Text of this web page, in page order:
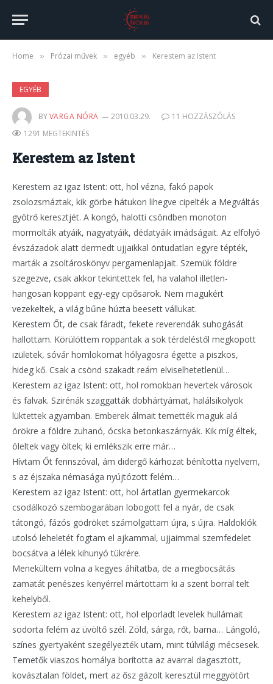
Home » Prózai művek » egyéb » Kerestem az Istent
EGYÉB
Kerestem az Istent
BYVARGA NÓRA 2010.03.29.
11 HOZZÁSZÓLÁS
1291 MEGTEKINTÉS
Kerestem az igaz Istent: ott, hol vézna, fakó papok
zsolozsmáztak, kik görbe hátukon lihegve cipelték a Megváltás
gyötrő keresztjét. A kongó, halotti csöndben monoton
mormolták atyáik, nagyatyáik, dédatyáik imádságait. Az elfolyó
évszázadok alatt dermedt ujjaikkal öntudatlan egyre tépték,
marták a zsoltároskönyv pergamenlapjait. Szemük földre
szegezve, csak akkor tekintettek fel, ha valahol illetlen-
hangosan koppant egy-egy cipősarok. Nem magukért
vezekeltek, a világ bűne húzta beesett vállukat.
Kerestem Őt, de csak fáradt, fekete reverendák suhogását
hallottam. Körülöttem roppantak a sok térdeléstől megkopott
izületek, sóvár homlokomat hólyagosra égette a piszkos,
hideg kő. Csak a csönd szakadt reám elviselhetetlenül…
Kerestem az igaz Istent: ott, hol romokban hevertek városok
és falvak. Szirénák szaggatták dobhártyámat, halálsikolyok
lüktettek agyamban. Emberek álmait temették maguk alá
örökre a földre zuhanó, ócska betonkaszárnyák. Kik míg éltek,
öleltek vagy öltek; ki emlékszik erre már…
Hívtam Őt fennszóval, ám didergő kárhozat bénította nyelvem,
s az éjszaka némasága nyújtózott felém…
Kerestem az igaz Istent: ott, hol ártatlan gyermekarcok
csodálkozó szembogarában lobogott fel a nyár, de csak
tátongó, fázós gödröket számolgattam újra, s újra. Haldoklók
utolsó leheletét fogtam el ajkammal, ujjaimmal szemfedelet
bocsátva a lélek kihunyó tükrére.
Menekültem volna a kegyes áhítatba, de a megbocsátás
zamatát penészes kenyérrel mártottam ki a szent borral telt
kehelyből.
Kerestem az igaz Istent: ott, hol elporladt levelek hullámait
sodorta felém az üvöltő szél. Zöld, sárga, rőt, barna… Lángoló,
színes gyertyaként szegélyezték utam, mint túlvilági mécsesek.
Temetők viaszos homálya borította az avarral dagasztott,
kovásztalan földet, mert az ősz gázolt keresztül meggyötört